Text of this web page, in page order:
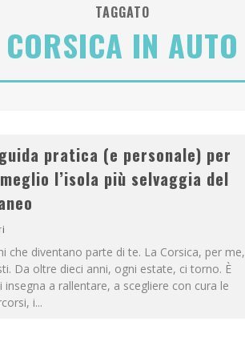
TAGGATO
CORSICA IN AUTO
pratica (e personale) per
l’isola più selvaggia del
che diventano parte di te. La Corsica, per me,
Da oltre dieci anni, ogni estate, ci torno. È
insegna a rallentare, a scegliere con cura le
i...